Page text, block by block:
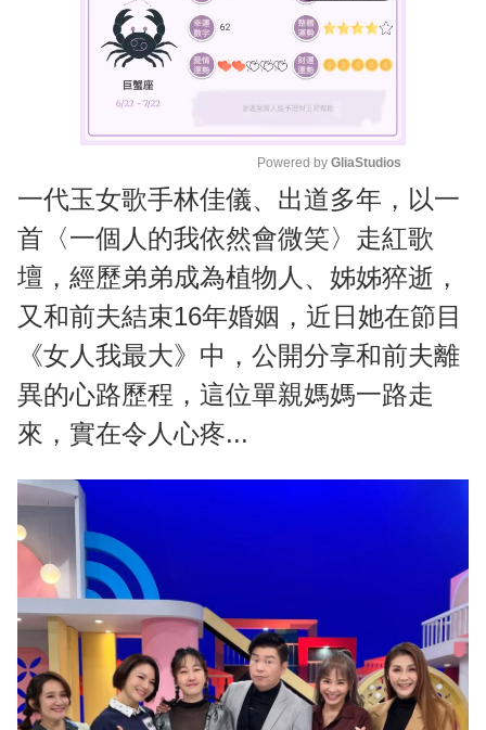
M
u
t
e
Powered by GliaStudios
一代玉女歌手林佳儀、出道多年，以一
首〈一個人的我依然會微笑〉走紅歌
壇，經歷弟弟成為植物人、姊姊猝逝，
又和前夫結束16年婚姻，近日她在節目
《女人我最大》中，公開分享和前夫離
異的心路歷程，這位單親媽媽一路走
來，實在令人心疼...